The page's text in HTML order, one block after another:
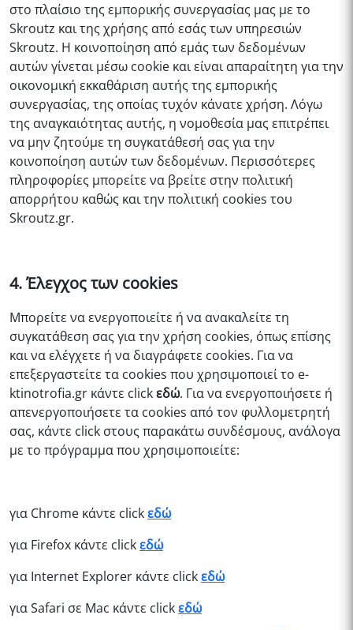
στο πλαίσιο της εμπορικής συνεργασίας μας με το
Skroutz και της χρήσης από εσάς των υπηρεσιών
Skroutz. Η κοινοποίηση από εμάς των δεδομένων
αυτών γίνεται μέσω cookie και είναι απαραίτητη για την
οικονομική εκκαθάριση αυτής της εμπορικής
συνεργασίας, της οποίας τυχόν κάνατε χρήση. Λόγω
της αναγκαιότητας αυτής, η νομοθεσία μας επιτρέπει
να μην ζητούμε τη συγκατάθεσή σας για την
κοινοποίηση αυτών των δεδομένων. Περισσότερες
πληροφορίες μπορείτε να βρείτε στην πολιτική
απορρήτου καθώς και την πολιτική cookies του
Skroutz.gr.
4. Έλεγχος των cookies
Μπορείτε να ενεργοποιείτε ή να ανακαλείτε τη
συγκατάθεση σας για την χρήση cookies, όπως επίσης
και να ελέγχετε ή να διαγράφετε cookies. Για να
επεξεργαστείτε τα cookies που χρησιμοποιεί το e-
ktinotrofia.gr κάντε clickεδώ. Για να ενεργοποιήσετε ή
απενεργοποιήσετε τα cookies από τον φυλλομετρητή
σας, κάντε click στους παρακάτω συνδέσμους, ανάλογα
με το πρόγραμμα που χρησιμοποιείτε:
για Chrome κάντε clickεδώ
για Firefox κάντε clickεδώ
για Internet Explorer κάντε clickεδώ
για Safari σε Mac κάντε clickεδώ